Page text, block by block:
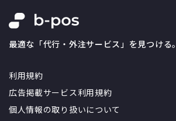
最適な「代行・外注サービス」を見つける。
利用規約
広告掲載サービス利用規約
個人情報の取り扱いについて